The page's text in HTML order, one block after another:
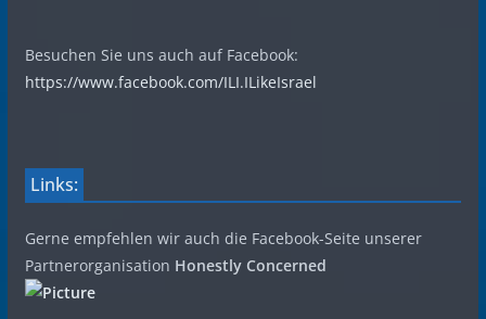
Besuchen Sie uns auch auf Facebook:
https://www.facebook.com/ILI.ILikeIsrael
Links:
Gerne empfehlen wir auch die Facebook-Seite unserer
Partnerorganisation Honestly Concerned